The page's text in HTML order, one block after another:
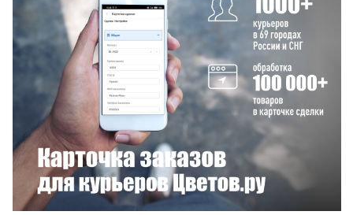
Смотреть проект